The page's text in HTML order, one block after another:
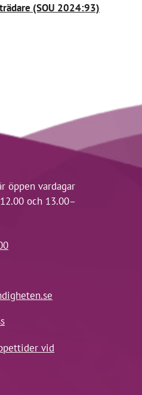
(SOU 2024:93)
öppen vardagar
och 13.00–
vid